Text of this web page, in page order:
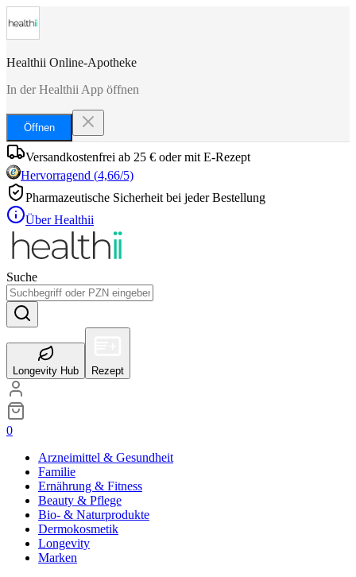
Healthii Online-Apotheke
In der Healthii App öffnen
Öffnen
Versandkostenfrei ab 25 € oder mit E-Rezept
Hervorragend (4,66/5)
Pharmazeutische Sicherheit bei jeder Bestellung
Über Healthii
Suche
Longevity Hub Rezept
0
Arzneimittel & Gesundheit
Familie
Ernährung & Fitness
Beauty & Pflege
Bio- & Naturprodukte
Dermokosmetik
Longevity
Marken